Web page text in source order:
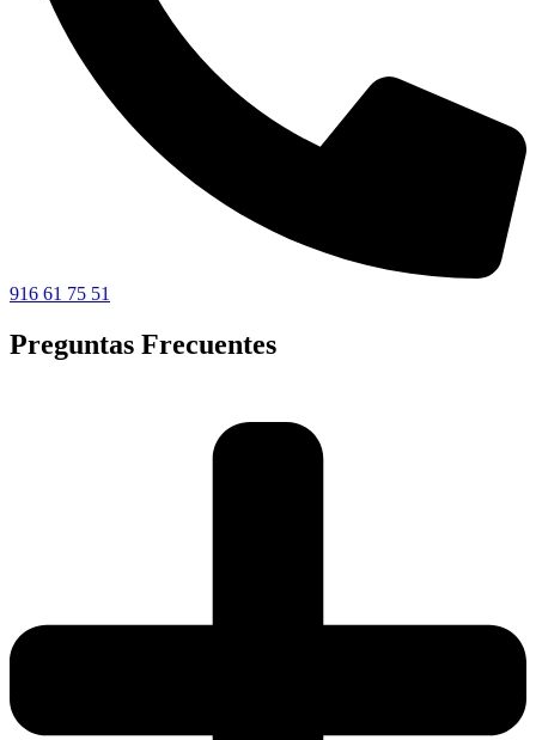
916 61 75 51
Preguntas Frecuentes